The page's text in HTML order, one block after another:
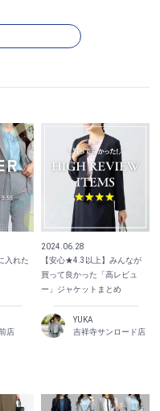
入れた
店
2024.06.28
【安心★4.3以上】みんなが
買って良かった「高レビュ
ー」ジャケットまとめ
YUKA
吉祥寺サンロード店